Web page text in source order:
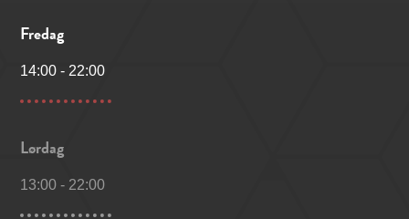
Fredag
14:00 - 22:00
Lørdag
13:00 - 22:00